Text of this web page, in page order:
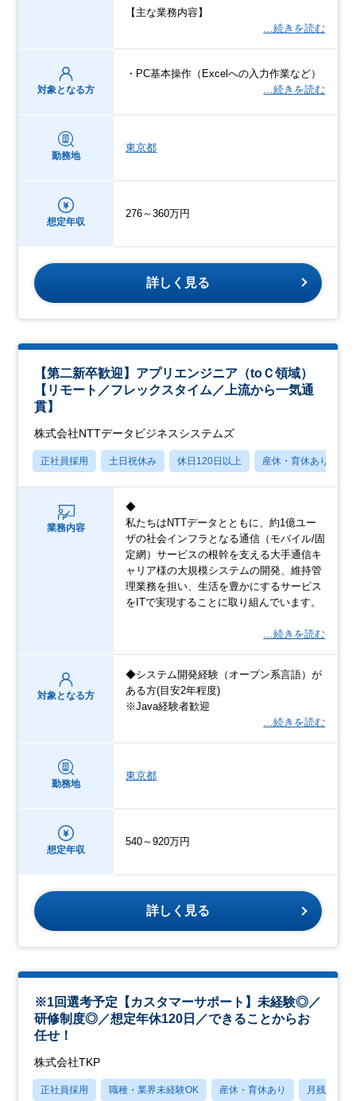
【主な業務内容】
…続きを読む
対象となる方
・PC基本操作（Excelへの入力作業など）
…続きを読む
勤務地
東京都
想定年収
276～360万円
詳しく見る
【第二新卒歓迎】アプリエンジニア（toＣ領域）
【リモート／フレックスタイム／上流から一気通
貫】
株式会社NTTデータビジネスシステムズ
正社員採用 土日祝休み 休日120日以上 産休・育休あり
業務内容
◆
私たちはNTTデータとともに、約1億ユー
ザの社会インフラとなる通信（モバイル/固
定網）サービスの根幹を支える大手通信キ
ャリア様の大規模システムの開発、維持管
理業務を担い、生活を豊かにするサービス
をITで実現することに取り組んでいます。
…続きを読む
対象となる方
◆システム開発経験（オープン系言語）が
ある方(目安2年程度)
※Java経験者歓迎
…続きを読む
勤務地
東京都
想定年収
540～920万円
詳しく見る
※1回選考予定【カスタマーサポート】未経験◎／
研修制度◎／想定年休120日／できることからお
任せ！
株式会社TKP
正社員採用 職種・業界未経験OK 産休・育休あり 月残業20